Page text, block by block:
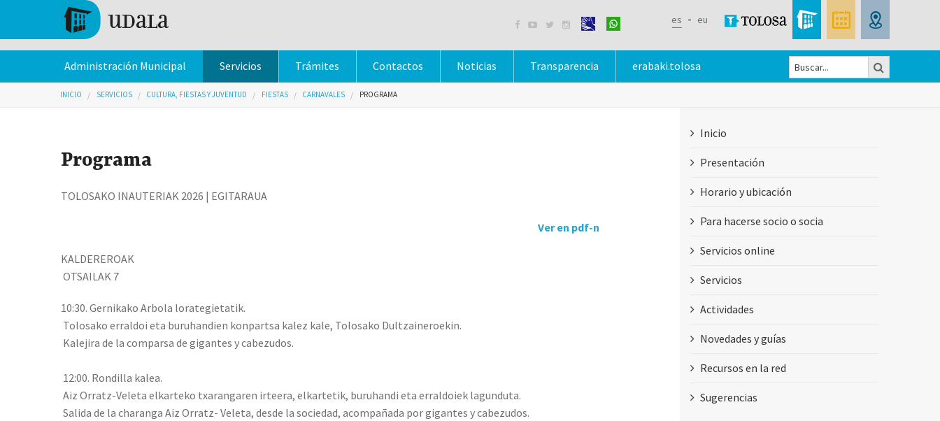
Pasar al contenido principal
    es eu
Formulario
Administración Municipal Servicios Trámites Contactos Noticias Transparencia erabaki.tolosa
Usted está aquí
INICIO SERVICIOS CULTURA, FIESTAS Y JUVENTUD FIESTAS CARNAVALES PROGRAMA
Programa
TOLOSAKO INAUTERIAK 2026 | EGITARAUA
Ver en pdf-n
KALDEREROAK
OTSAILAK 7
10:30. Gernikako Arbola lorategietatik.
Tolosako erraldoi eta buruhandien konpartsa kalez kale, Tolosako Dultzaineroekin.
Kalejira de la comparsa de gigantes y cabezudos.
12:00. Rondilla kalea.
Aiz Orratz-Veleta elkarteko txarangaren irteera, elkartetik, buruhandi eta erraldoiek lagunduta.
Salida de la charanga Aiz Orratz- Veleta, desde la sociedad, acompañada por gigantes y cabezudos.
Inicio
Presentación
Horario y ubicación
Para hacerse socio o socia
Servicios online
Servicios
Actividades
Novedades y guías
Recursos en la red
Sugerencias